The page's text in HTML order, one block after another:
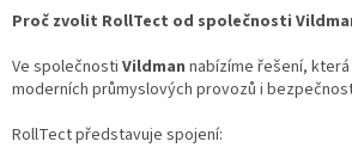
Proč zvolit RollTect od společnosti
Ve společnosti Vildman nabízíme řešení,
moderních průmyslových provozů i
RollTect představuje spojení: